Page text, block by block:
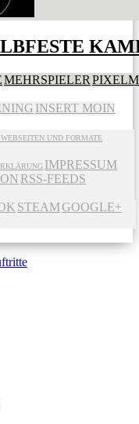
MEHRSPIELER
INSERT MOIN
UND FORMATE
IMPRESSUM
RSS-FEEDS
STEAMGOOGLE+